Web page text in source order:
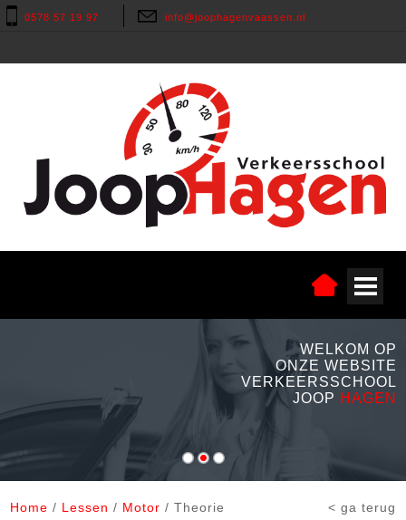
0578 57 19 97 info@joophagenvaassen.nl
WELKOM OP
ONZE WEBSITE
VERKEERSSCHOOL
JOOP HAGEN
Home / Lessen / Motor / Theorie < ga terug